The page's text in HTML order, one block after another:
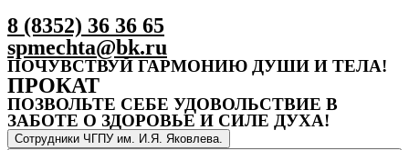
8 (8352) 36 36 65
spmechta@bk.ru
ПОЧУВСТВУЙ ГАРМОНИЮ ДУШИ И ТЕЛА!
ПРОКАТ
ПОЗВОЛЬТЕ СЕБЕ УДОВОЛЬСТВИЕ В
ЗАБОТЕ О ЗДОРОВЬЕ И СИЛЕ ДУХА!
Сотрудники ЧГПУ им. И.Я. Яковлева.